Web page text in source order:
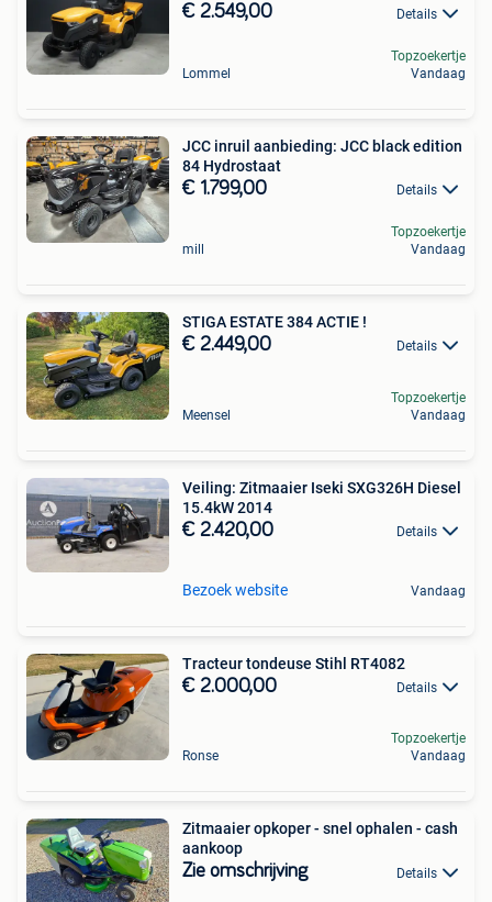
€ 2.549,00 Details
Lommel
Topzoekertje
Vandaag
JCC inruil aanbieding: JCC black edition
84 Hydrostaat
€ 1.799,00 Details
mill
Topzoekertje
Vandaag
STIGA ESTATE 384 ACTIE !
€ 2.449,00 Details
Meensel
Topzoekertje
Vandaag
Veiling: Zitmaaier Iseki SXG326H Diesel
15.4kW 2014
€ 2.420,00 Details
Bezoek website Vandaag
Tracteur tondeuse Stihl RT4082
€ 2.000,00 Details
Ronse
Topzoekertje
Vandaag
Zitmaaier opkoper - snel ophalen - cash
aankoop
Zie omschrijving Details